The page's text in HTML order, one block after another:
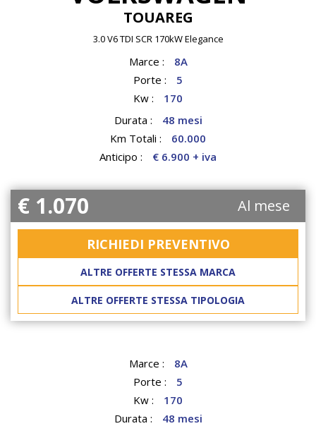
TOUAREG
3.0 V6 TDI SCR 170kW Elegance
Marce :
8A
Porte :
5
Kw :
170
Durata :
48 mesi
Km Totali :
60.000
Anticipo :
€ 6.900 + iva
€ 1.070 Al mese
RICHIEDI PREVENTIVO
ALTRE OFFERTE STESSA MARCA
ALTRE OFFERTE STESSA TIPOLOGIA
Marce :
8A
Porte :
5
Kw :
170
Durata :
48 mesi